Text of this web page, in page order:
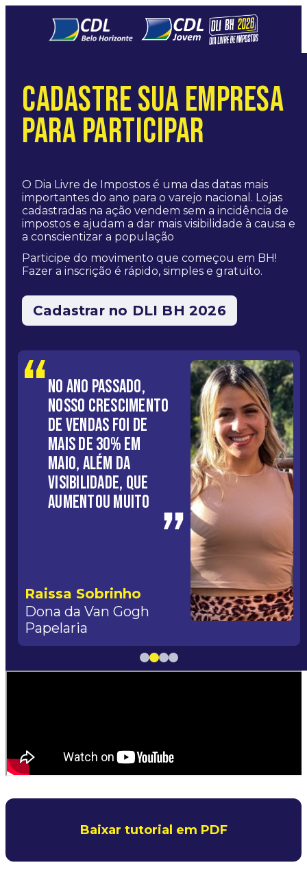
CADASTRE SUA EMPRESA
PARA PARTICIPAR
O Dia Livre de Impostos é uma das datas mais
importantes do ano para o varejo nacional. Lojas
cadastradas na ação vendem sem a incidência de
impostos e ajudam a dar mais visibilidade à causa e
a conscientizar a população
Participe do movimento que começou em BH!
Fazer a inscrição é rápido, simples e gratuito.
Cadastrar no DLI BH 2026
NO ANO PASSADO,
NOSSO CRESCIMENTO
DE VENDAS FOI DE
MAIS DE 30% EM
MAIO, ALÉM DA
VISIBILIDADE, QUE
AUMENTOU MUITO
Raissa Sobrinho
Dona da Van Gogh
Papelaria
Slide
1
Slide
2
Slide
3
Slide
4
Baixar tutorial em PDF